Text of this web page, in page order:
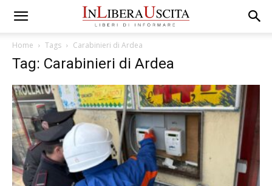
Home Tags Carabinieri di Ardea
Tag: Carabinieri di Ardea